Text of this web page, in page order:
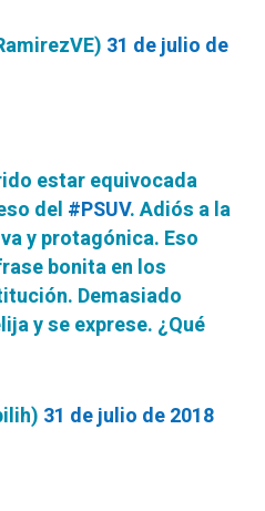
31 de julio de
estar equivocada
del #PSUV. Adiós a la
y protagónica. Eso
bonita en los
Demasiado
y se exprese. ¿Qué
31 de julio de 2018